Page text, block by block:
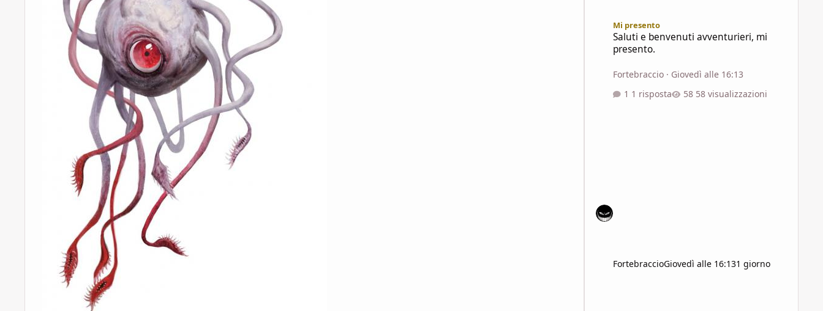
Mi presento
Saluti e benvenuti avventurieri, mi
presento.
Fortebraccio· Giovedì alle 16:13
1 risposta
58 visualizzazioni
FortebraccioGiovedì alle 16:131 giorno